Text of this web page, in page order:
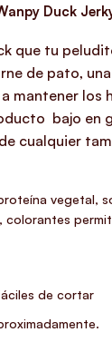
Duck
que tu
de pato,
mantener los
bajo en
cualquier
vegetal,
colorantes
de cortar